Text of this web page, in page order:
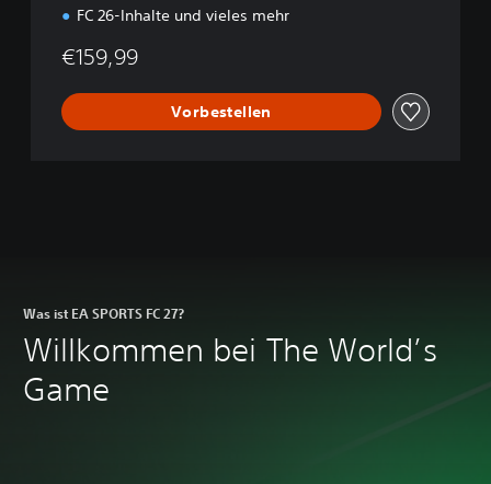
FC 26-Inhalte und vieles mehr
€159,99
Vorbestellen
Was ist EA SPORTS FC 27?
Willkommen bei The World’s
Game